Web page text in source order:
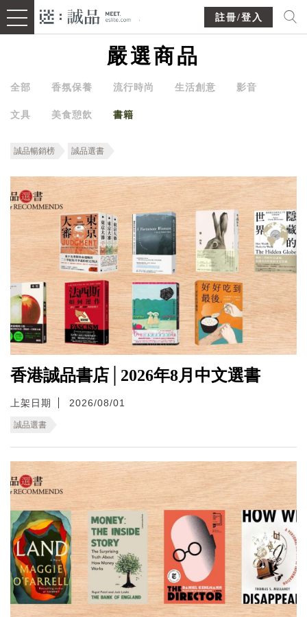
註冊/登入
嚴選商品
全部 香氛保養 流行時尚 生活創意 影音
文具 美食憩飲 書籍
誠品暢銷榜 誠品選書
香港誠品書店│2026年8月中文選書
上架日期 2026/08/01
誠品選書